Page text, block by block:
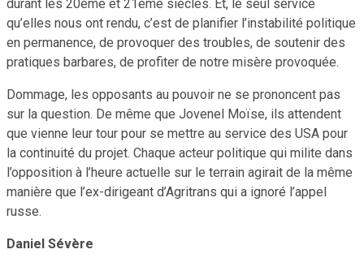
durant les 20ème et 21ème siècles. Et, le seul service
qu’elles nous ont rendu, c’est de planifier l’instabilité politique
en permanence, de provoquer des troubles, de soutenir des
pratiques barbares, de profiter de notre misère provoquée.
Dommage, les opposants au pouvoir ne se prononcent pas
sur la question. De même que Jovenel Moïse, ils attendent
que vienne leur tour pour se mettre au service des USA pour
la continuité du projet. Chaque acteur politique qui milite dans
l’opposition à l’heure actuelle sur le terrain agirait de la même
manière que l’ex-dirigeant d’Agritrans qui a ignoré l’appel
russe.
Daniel Sévère